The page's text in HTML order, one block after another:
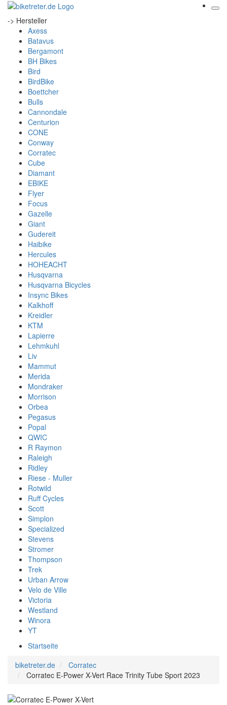
-> Hersteller
Axess
Batavus
Bergamont
BH Bikes
Bird
BirdBike
Boettcher
Bulls
Cannondale
Centurion
CONE
Conway
Corratec
Cube
Diamant
EBIKE
Flyer
Focus
Gazelle
Giant
Gudereit
Haibike
Hercules
HOHEACHT
Husqvarna
Husqvarna Bicycles
Insync Bikes
Kalkhoff
Kreidler
KTM
Lapierre
Lehmkuhl
Liv
Mammut
Merida
Mondraker
Morrison
Orbea
Pegasus
Popal
QWIC
R Raymon
Raleigh
Ridley
Riese - Muller
Rotwild
Ruff Cycles
Scott
Simplon
Specialized
Stevens
Stromer
Thompson
Trek
Urban Arrow
Velo de Ville
Victoria
Westland
Winora
YT
Startseite
biketreter.de
Corratec
Corratec E-Power X-Vert Race Trinity Tube Sport 2023